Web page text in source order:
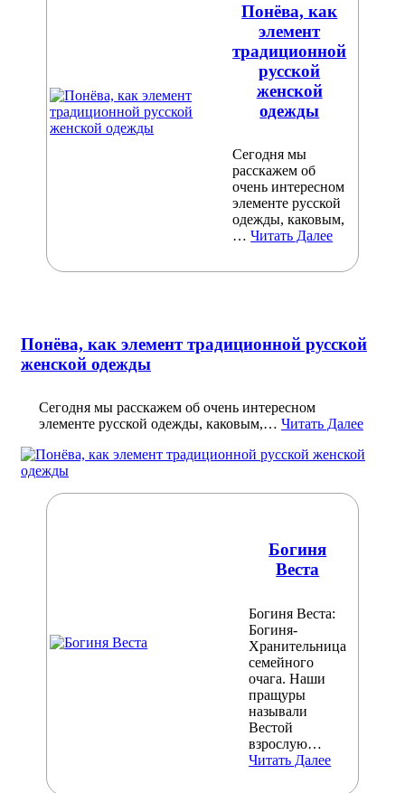
Понёва, как
элемент
традиционной
русской
женской
одежды
Сегодня мы
расскажем об
очень интересном
элементе русской
одежды, каковым,
…Читать Далее
Понёва, как элемент традиционной русской
женской одежды
Сегодня мы расскажем об очень интересном
элементе русской одежды, каковым,… Читать Далее
Богиня
Веста
Богиня Веста:
Богиня-
Хранительница
семейного
очага. Наши
пращуры
называли
Вестой
взрослую…
Читать Далее